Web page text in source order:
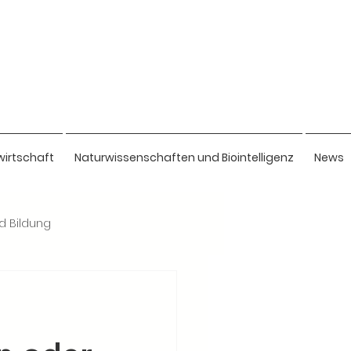
Naturwissenschaften und Biointelligenz News
Bildung